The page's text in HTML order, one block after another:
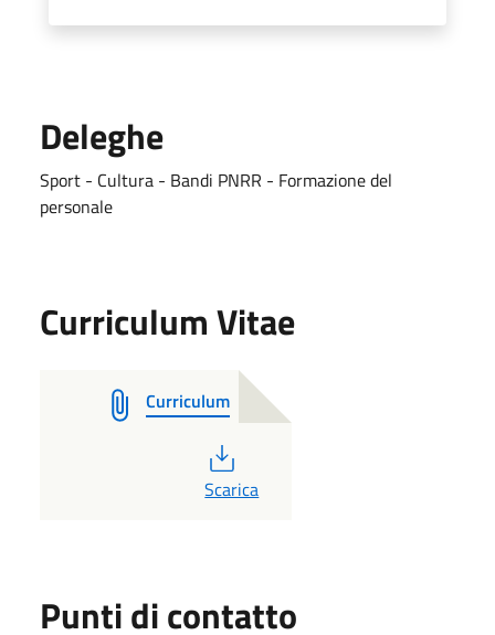
Deleghe
Sport - Cultura - Bandi PNRR - Formazione del
personale
Curriculum Vitae
Curriculum
PDF
Scarica
Punti di contatto